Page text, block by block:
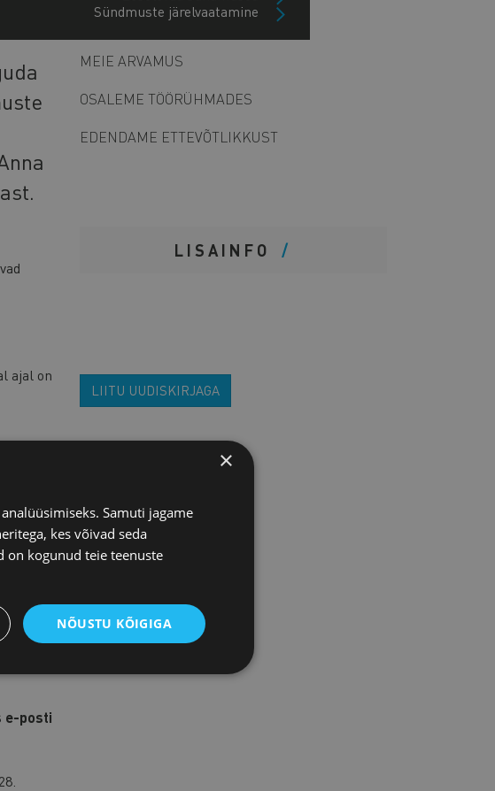
Sündmuste järelvaatamine
ajal on
seotud
e-posti
Arhiiv
MEIE ARVAMUS
OSALEME TÖÖRÜHMADES
EDENDAME ETTEVÕTLIKKUST
LISAINFO
LIITU UUDISKIRJAGA
×
Samuti jagame
kes võivad seda
on kogunud teie teenuste
NÕUSTU KÕIGIGA